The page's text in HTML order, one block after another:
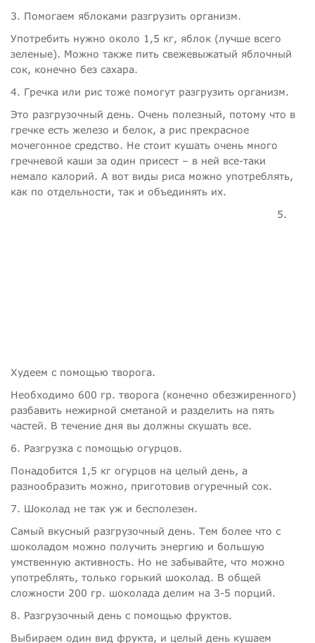
3. Помогаем яблоками разгрузить организм.
Употребить нужно около 1,5 кг, яблок (лучше всего
зеленые). Можно также пить свежевыжатый яблочный
сок, конечно без сахара.
4. Гречка или рис тоже помогут разгрузить организм.
Это разгрузочный день. Очень полезный, потому что в
гречке есть железо и белок, а рис прекрасное
мочегонное средство. Не стоит кушать очень много
гречневой каши за один присест – в ней все-таки
немало калорий. А вот виды риса можно употреблять,
как по отдельности, так и объединять их.
5.
Худеем с помощью творога.
Необходимо 600 гр. творога (конечно обезжиренного)
разбавить нежирной сметаной и разделить на пять
частей. В течение дня вы должны скушать все.
6. Разгрузка с помощью огурцов.
Понадобится 1,5 кг огурцов на целый день, а
разнообразить можно, приготовив огуречный сок.
7. Шоколад не так уж и бесполезен.
Самый вкусный разгрузочный день. Тем более что с
шоколадом можно получить энергию и большую
умственную активность. Но не забывайте, что можно
употреблять, только горький шоколад. В общей
сложности 200 гр. шоколада делим на 3-5 порций.
8. Разгрузочный день с помощью фруктов.
Выбираем один вид фрукта, и целый день кушаем